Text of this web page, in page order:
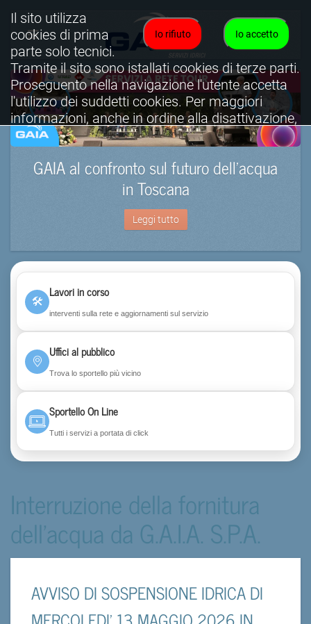
GAIA al confronto sul futuro dell’acqua
in Toscana
Leggi tutto
🛠
Lavori in corso
interventi sulla rete e aggiornamenti sul servizio
Uffici al pubblico
Trova lo sportello più vicino
Sportello On Line
Tutti i servizi a portata di click
Interruzione della fornitura
dell'acqua da G.A.I.A. S.P.A.
AVVISO DI SOSPENSIONE IDRICA DI
Io accetto
Io rifiuto
Il sito utilizza
cookies di prima
parte solo tecnici.
Tramite il sito sono istallati cookies di terze parti.
Proseguento nella navigazione l'utente accetta
l'utilizzo dei suddetti cookies. Per maggiori
informazioni, anche in ordine alla disattivazione,
è possibile consultare l'informativa cookies
completa.
Visualizza informativa completa.